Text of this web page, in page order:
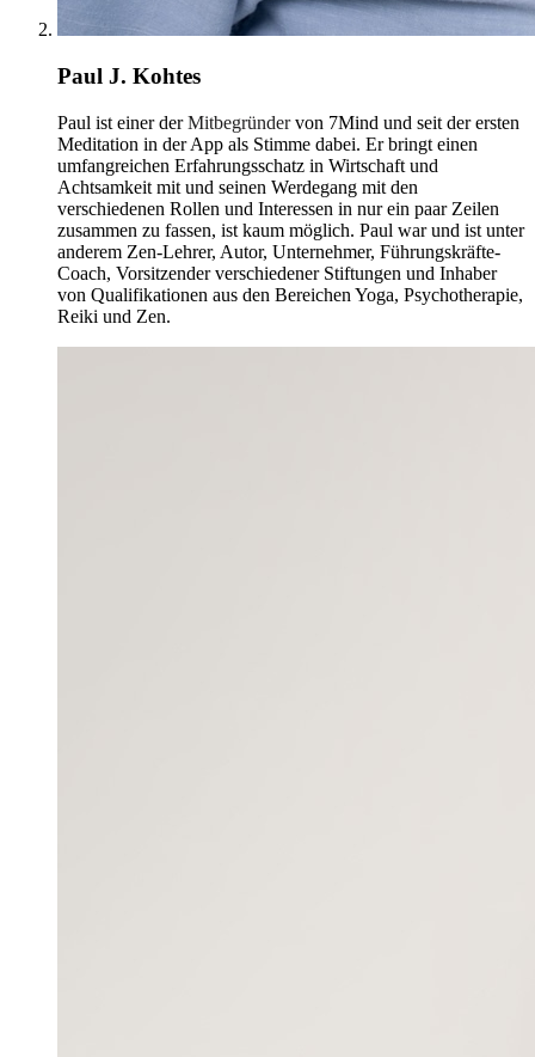
Paul J. Kohtes
Paul ist einer derMitbegründervon 7Mind und seit der ersten
Meditation in der App als Stimme dabei. Er bringt einen
umfangreichen Erfahrungsschatz in Wirtschaft und
Achtsamkeit mit und seinen Werdegang mit den
verschiedenen Rollen und Interessen in nur ein paar Zeilen
zusammen zu fassen, ist kaum möglich. Paul war und ist unter
anderem Zen-Lehrer, Autor, Unternehmer, Führungskräfte-
Coach, Vorsitzender verschiedener Stiftungen und Inhaber
von Qualifikationen aus den Bereichen Yoga, Psychotherapie,
Reiki und Zen.